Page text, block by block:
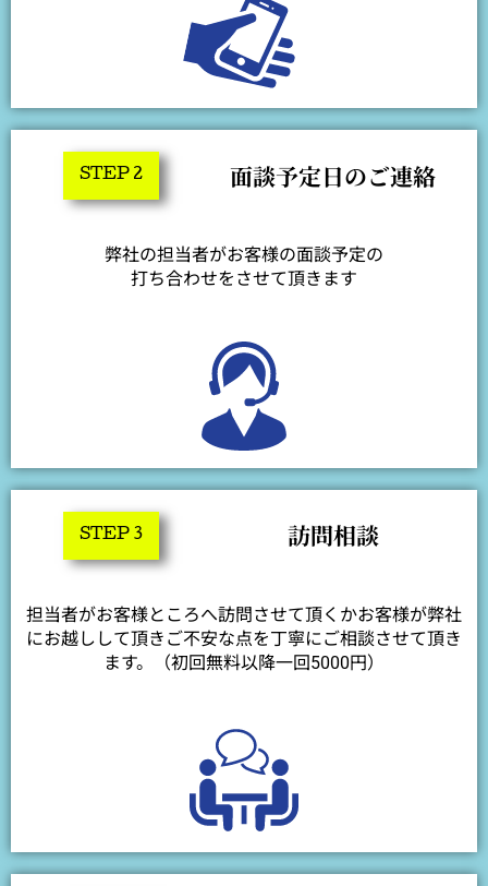
STEP 2 面談予定日のご連絡
弊社の担当者がお客様の面談予定の
打ち合わせをさせて頂きます
STEP 3 訪問相談
担当者がお客様ところへ訪問させて頂くかお客様が弊社
にお越しして頂きご不安な点を丁寧にご相談させて頂き
ます。（初回無料以降一回5000円）